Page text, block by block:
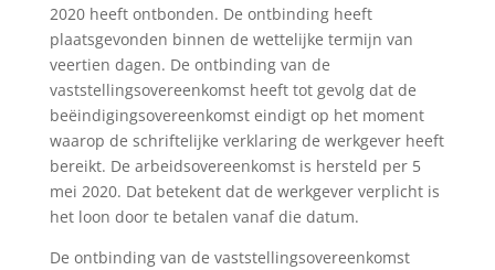
2020 heeft ontbonden. De ontbinding heeft
plaatsgevonden binnen de wettelijke termijn van
veertien dagen. De ontbinding van de
vaststellingsovereenkomst heeft tot gevolg dat de
beëindigingsovereenkomst eindigt op het moment
waarop de schriftelijke verklaring de werkgever heeft
bereikt. De arbeidsovereenkomst is hersteld per 5
mei 2020. Dat betekent dat de werkgever verplicht is
het loon door te betalen vanaf die datum.
De ontbinding van de vaststellingsovereenkomst